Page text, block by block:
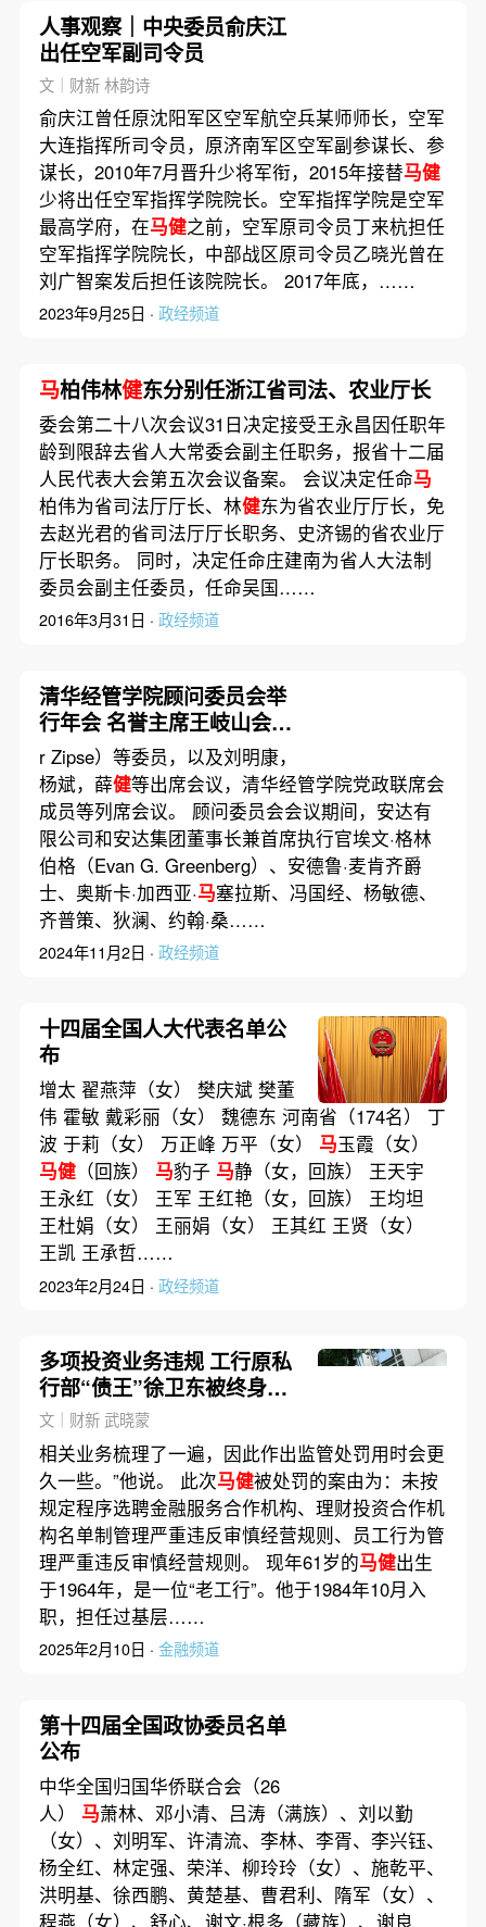
人事观察｜中央委员俞庆江
出任空军副司令员
文｜财新 林韵诗
俞庆江曾任原沈阳军区空军航空兵某师师长，空军
大连指挥所司令员，原济南军区空军副参谋长、参
谋长，2010年7月晋升少将军衔，2015年接替马健
少将出任空军指挥学院院长。空军指挥学院是空军
最高学府，在马健之前，空军原司令员丁来杭担任
空军指挥学院院长，中部战区原司令员乙晓光曾在
刘广智案发后担任该院院长。 2017年底，……
2023年9月25日 · 政经频道
马柏伟林健东分别任浙江省司法、农业厅长
委会第二十八次会议31日决定接受王永昌因任职年
龄到限辞去省人大常委会副主任职务，报省十二届
人民代表大会第五次会议备案。 会议决定任命马
柏伟为省司法厅厅长、林健东为省农业厅厅长，免
去赵光君的省司法厅厅长职务、史济锡的省农业厅
厅长职务。 同时，决定任命庄建南为省人大法制
委员会副主任委员，任命吴国……
2016年3月31日 · 政经频道
清华经管学院顾问委员会举
行年会 名誉主席王岐山会见
并宴请委员代表
r Zipse）等委员，以及刘明康，
杨斌，薛健等出席会议，清华经管学院党政联席会
成员等列席会议。 顾问委员会会议期间，安达有
限公司和安达集团董事长兼首席执行官埃文·格林
伯格（Evan G. Greenberg）、安德鲁·麦肯齐爵
士、奥斯卡·加西亚·马塞拉斯、冯国经、杨敏德、
齐普策、狄澜、约翰·桑……
2024年11月2日 · 政经频道
十四届全国人大代表名单公
布
增太 翟燕萍（女） 樊庆斌 樊董
伟 霍敏 戴彩丽（女） 魏德东 河南省（174名） 丁
波 于莉（女） 万正峰 万平（女） 马玉霞（女）
马健（回族） 马豹子 马静（女，回族） 王天宇
王永红（女） 王军 王红艳（女，回族） 王均坦
王杜娟（女） 王丽娟（女） 王其红 王贤（女）
王凯 王承哲……
2023年2月24日 · 政经频道
多项投资业务违规 工行原私
行部“债王”徐卫东被终身禁
业
文｜财新 武晓蒙
相关业务梳理了一遍，因此作出监管处罚用时会更
久一些。”他说。 此次马健被处罚的案由为：未按
规定程序选聘金融服务合作机构、理财投资合作机
构名单制管理严重违反审慎经营规则、员工行为管
理严重违反审慎经营规则。 现年61岁的马健出生
于1964年，是一位“老工行”。他于1984年10月入
职，担任过基层……
2025年2月10日 · 金融频道
第十四届全国政协委员名单
公布
中华全国归国华侨联合会（26
人） 马萧林、邓小清、吕涛（满族）、刘以勤
（女）、刘明军、许清流、李林、李胥、李兴钰、
杨全红、林定强、荣洋、柳玲玲（女）、施乾平、
洪明基、徐西鹏、黄楚基、曹君利、隋军（女）、
程燕（女）、舒心、谢文·根多（藏族）、谢良